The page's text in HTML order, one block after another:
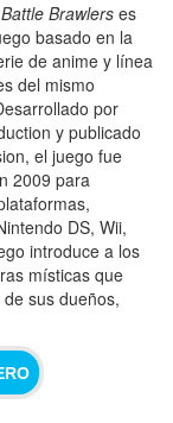
Brawlerses
basado en la
de anime y línea
del mismo
por
y publicado
el juego fue
2009 para
DS, Wii,
introduce a los
místicas que
sus dueños,